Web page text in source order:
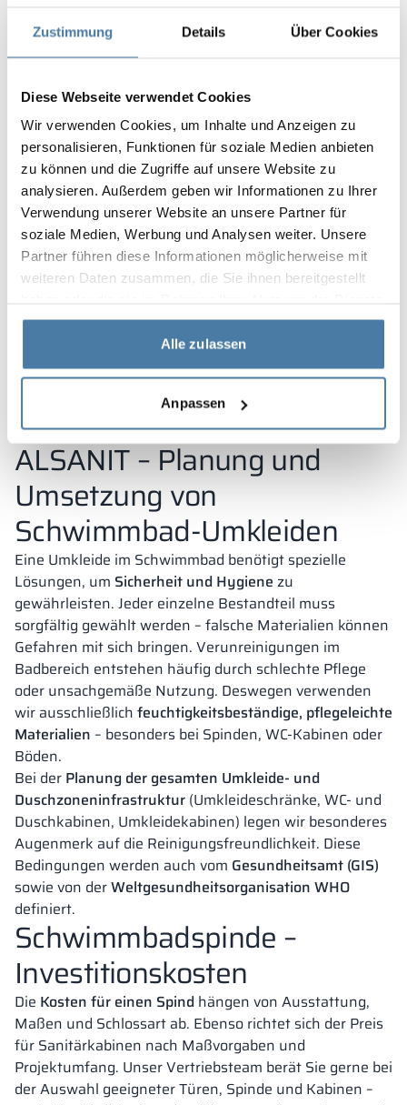
Zustimmung Details Über Cookies
Diese Webseite verwendet Cookies
Wir verwenden Cookies, um Inhalte und Anzeigen zu
personalisieren, Funktionen für soziale Medien anbieten
zu können und die Zugriffe auf unsere Website zu
analysieren. Außerdem geben wir Informationen zu Ihrer
Verwendung unserer Website an unsere Partner für
soziale Medien, Werbung und Analysen weiter. Unsere
Partner führen diese Informationen möglicherweise mit
weiteren Daten zusammen, die Sie ihnen bereitgestellt
gesammelt haben.
Alle zulassen
Anpassen
Ansammlung von Wasser im Inneren reduziert.
Die bei uns montierten
originellen Design und werten den Standard der
Sportstätte auf. ALSANIT bietet eine vielfältige
Auswahl, damit jeder Kunde eine Lösung findet, die
seinen Erwartungen und seinem Budget entspricht –
sowohl für kleine als auch für große Investitionen.
Einige Modelle eignen sich für klassische
Sportumkleiden, andere für exklusive Innenräume.
Unsere Möbel sind in verschiedenenModulen, Formen
und Ausstattungsvariantenerhältlich. Auf Wunsch
ausgestattet werden – von klassischen mechanischen
Schlössern bis hin zu modernenelektronischen
Zutrittskontrollsystemen. Die breite Anwendung in
Freizeiteinrichtungen, Sporthallen, Schwimmbädern,
Wellnesszentren und Fitnessclubs macht unsere
Lösungen besonders gefragt.
ALSANIT – Planung und
Umsetzung von
Schwimmbad-Umkleiden
Eine Umkleide im Schwimmbad benötigt spezielle
Lösungen, um Sicherheit und Hygiene zu
gewährleisten. Jeder einzelne Bestandteil muss
sorgfältig gewählt werden – falsche Materialien können
Gefahren mit sich bringen. Verunreinigungen im
Badbereich entstehen häufig durch schlechte Pflege
oder unsachgemäße Nutzung. Deswegen verwenden
wir ausschließlich feuchtigkeitsbeständige, pflegeleichte
Materialien – besonders bei Spinden, WC-Kabinen oder
Böden.
Bei der Planung der gesamten Umkleide- und
Duschzoneninfrastruktur (Umkleideschränke, WC- und
Duschkabinen, Umkleidekabinen) legen wir besonderes
Augenmerk auf die Reinigungsfreundlichkeit. Diese
Bedingungen werden auch vom Gesundheitsamt (GIS)
sowie von derWeltgesundheitsorganisation WHO
definiert.
Schwimmbadspinde –
Investitionskosten
Die Kosten für einen Spind hängen von Ausstattung,
Maßen und Schlossart ab. Ebenso richtet sich der Preis
für Sanitärkabinen nach Maßvorgaben und
Projektumfang. Unser Vertriebsteam berät Sie gerne bei
der Auswahl geeigneter Türen, Spinde und Kabinen –